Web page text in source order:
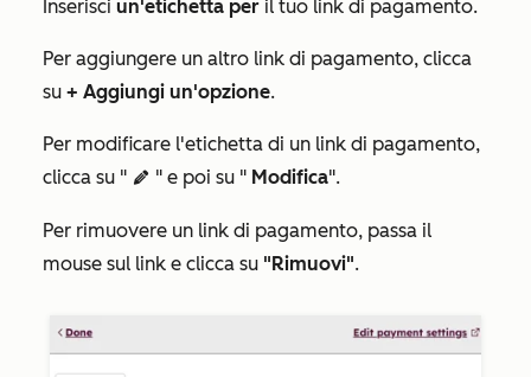
Inserisci un'etichetta per il tuo link di pagamento.
Per aggiungere un altro link di pagamento, clicca
su + Aggiungi un'opzione.
Per modificare l'etichetta di un link di pagamento,
clicca su " edit " e poi su " Modifica".
Per rimuovere un link di pagamento, passa il
mouse sul link e clicca su "Rimuovi".